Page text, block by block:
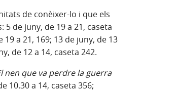
de conèixer-lo i que els
5 de juny, de 19 a 21, caseta
a 21, 169; 13 de juny, de 13
de 12 a 14, caseta 242.
nen que va perdre la guerra
10.30 a 14, caseta 356;